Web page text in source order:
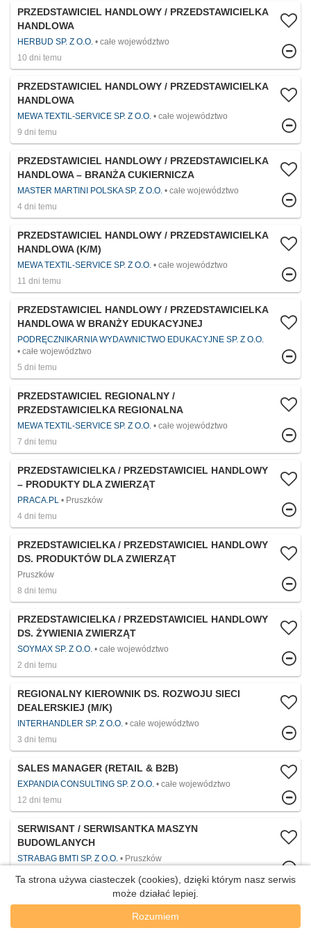
PRZEDSTAWICIEL HANDLOWY / PRZEDSTAWICIELKA
HANDLOWA
HERBUD SP. Z O.O.
całe województwo
10 dni temu
PRZEDSTAWICIEL HANDLOWY / PRZEDSTAWICIELKA
HANDLOWA
MEWA TEXTIL-SERVICE SP. Z O.O.
całe województwo
9 dni temu
PRZEDSTAWICIEL HANDLOWY / PRZEDSTAWICIELKA
HANDLOWA – BRANŻA CUKIERNICZA
MASTER MARTINI POLSKA SP. Z O.O.
całe województwo
4 dni temu
PRZEDSTAWICIEL HANDLOWY / PRZEDSTAWICIELKA
HANDLOWA (K/M)
MEWA TEXTIL-SERVICE SP. Z O.O.
całe województwo
11 dni temu
PRZEDSTAWICIEL HANDLOWY / PRZEDSTAWICIELKA
HANDLOWA W BRANŻY EDUKACYJNEJ
PODRĘCZNIKARNIA WYDAWNICTWO EDUKACYJNE SP. Z O.O.
całe województwo
5 dni temu
PRZEDSTAWICIEL REGIONALNY /
PRZEDSTAWICIELKA REGIONALNA
MEWA TEXTIL-SERVICE SP. Z O.O.
całe województwo
7 dni temu
PRZEDSTAWICIELKA / PRZEDSTAWICIEL HANDLOWY
– PRODUKTY DLA ZWIERZĄT
PRACA.PL
Pruszków
4 dni temu
PRZEDSTAWICIELKA / PRZEDSTAWICIEL HANDLOWY
DS. PRODUKTÓW DLA ZWIERZĄT
Pruszków
8 dni temu
PRZEDSTAWICIELKA / PRZEDSTAWICIEL HANDLOWY
DS. ŻYWIENIA ZWIERZĄT
SOYMAX SP. Z O.O.
całe województwo
2 dni temu
REGIONALNY KIEROWNIK DS. ROZWOJU SIECI
DEALERSKIEJ (M/K)
INTERHANDLER SP. Z O.O.
całe województwo
3 dni temu
SALES MANAGER (RETAIL & B2B)
EXPANDIA CONSULTING SP. Z O.O.
całe województwo
12 dni temu
SERWISANT / SERWISANTKA MASZYN
BUDOWLANYCH
STRABAG BMTI SP. Z O.O.
Pruszków
Wczoraj
SERWISANT / SERWISANTKA MASZYN
Ta strona używa ciasteczek (cookies), dzięki którym nasz serwis
może działać lepiej.
Rozumiem